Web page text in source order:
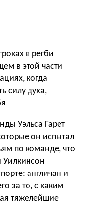
в регби
в этой части
когда
силу духа,
Уэльса Гарет
он испытал
по команде, что
Уилкинсон
англичан и
за то, с каким
тяжелейшие